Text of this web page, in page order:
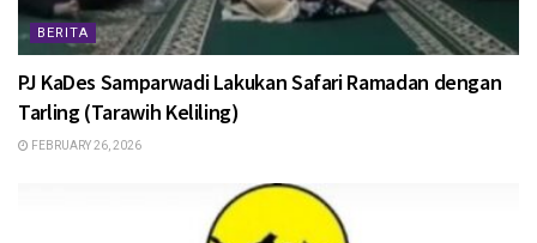
BERITA
PJ KaDes Samparwadi Lakukan Safari Ramadan dengan
Tarling (Tarawih Keliling)
FEBRUARY 26, 2026